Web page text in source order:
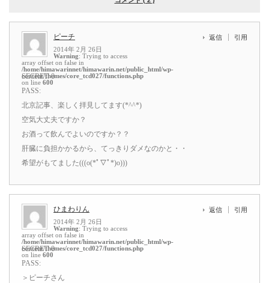
ピーチ
2014年 2月 26日
Warning: Trying to access
array offset on false in
/home/himawarinnet/himawarin.net/public_html/wp-
content/themes/core_tcd027/functions.php
on line 600
返信 引用
SECRET: 0
PASS:
北京記事、楽しく拝見してます(*^^*)
空気大丈夫ですか？
お酒って飲んでよいのですか？？
肝臓に負担かかるから、てっきりダメなのかと・・
希望がもてました(((o(*ﾟ▽ﾟ*)o)))
ひまわりん
2014年 2月 26日
Warning: Trying to access
array offset on false in
/home/himawarinnet/himawarin.net/public_html/wp-
content/themes/core_tcd027/functions.php
on line 600
返信 引用
SECRET: 0
PASS:
＞ピーチさん